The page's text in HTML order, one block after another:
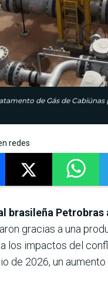
de Gás de
redes
brasileña
gracias a una
los impactos del
de 2026, un